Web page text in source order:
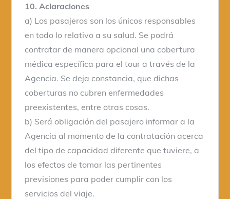
10. Aclaraciones
a) Los pasajeros son los únicos responsables
en todo lo relativo a su salud. Se podrá
contratar de manera opcional una cobertura
médica específica para el tour a través de la
Agencia. Se deja constancia, que dichas
coberturas no cubren enfermedades
preexistentes, entre otras cosas.
b) Será obligación del pasajero informar a la
Agencia al momento de la contratación acerca
del tipo de capacidad diferente que tuviere, a
los efectos de tomar las pertinentes
previsiones para poder cumplir con los
servicios del viaje.